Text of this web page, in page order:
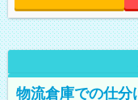
物流倉庫での仕分